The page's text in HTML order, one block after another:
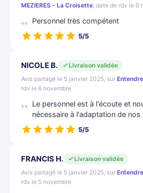
MEZIERES - La Croisette, date de rdv le 6
Personnel très compétent
5/5
NICOLE B.
Livraison validée
Avis partagé le 5 janvier 2025, sur
rdv le 6 novembre
Le personnel est à l'écoute et
nécessaire à l'adaptation de nos
5/5
FRANCIS H.
Livraison validée
Avis partagé le 5 janvier 2025, sur
rdv le 5 novembre